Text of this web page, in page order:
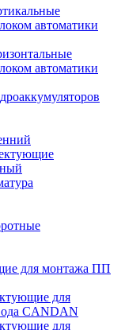
автоматики
автоматики
для монтажа ПП
для
CANDAN
для